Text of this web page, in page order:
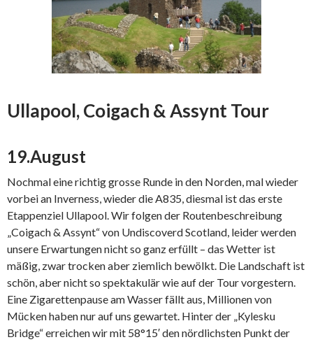
Ullapool, Coigach & Assynt Tour
19.August
Nochmal eine richtig grosse Runde in den Norden, mal wieder
vorbei an Inverness, wieder die A835, diesmal ist das erste
Etappenziel Ullapool. Wir folgen der Routenbeschreibung
„Coigach & Assynt“ von Undiscoverd Scotland, leider werden
unsere Erwartungen nicht so ganz erfüllt – das Wetter ist
mäßig, zwar trocken aber ziemlich bewölkt. Die Landschaft ist
schön, aber nicht so spektakulär wie auf der Tour vorgestern.
Eine Zigarettenpause am Wasser fällt aus, Millionen von
Mücken haben nur auf uns gewartet. Hinter der „Kylesku
Bridge“ erreichen wir mit 58°15′ den nördlichsten Punkt der